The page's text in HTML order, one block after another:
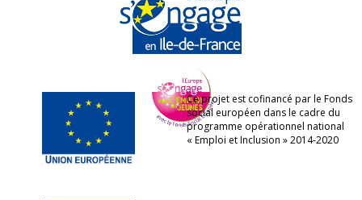
Ce projet est cofinancé par le Fonds
social européen dans le cadre du
programme opérationnel national
« Emploi et Inclusion » 2014-2020